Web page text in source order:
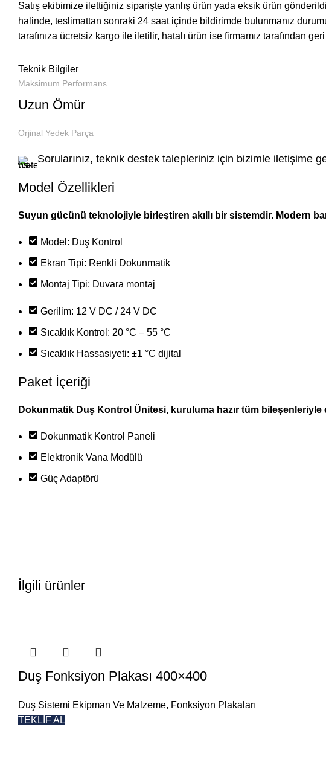
Satış ekibimize ilettiğiniz siparişte yanlış ürün yada eksik ürün
halinde, teslimattan sonraki 24 saat içinde bildirimde bulunmanız
tarafınıza ücretsiz kargo ile iletilir, hatalı ürün ise firmamız tarafından geri
Teknik Bilgiler
Maksimum Performans
Uzun Ömür
Orjinal Yedek Parça
Sorularınız, teknik destek talepleriniz için bizimle iletişime
Model Özellikleri
Suyun gücünü teknolojiyle birleştiren akıllı bir sistemdir. Modern
Model: Duş Kontrol
Ekran Tipi: Renkli Dokunmatik
Montaj Tipi: Duvara montaj
Gerilim: 12 V DC / 24 V DC
Sıcaklık Kontrol: 20 °C – 55 °C
Sıcaklık Hassasiyeti: ±1 °C dijital
Paket İçeriği
Dokunmatik Duş Kontrol Ünitesi, kuruluma hazır tüm bileşenleriyle
Dokunmatik Kontrol Paneli
Elektronik Vana Modülü
Güç Adaptörü
İlgili ürünler
Duş Fonksiyon Plakası 400×400
Duş Sistemi Ekipman Ve Malzeme, Fonksiyon Plakaları
TEKLİF AL